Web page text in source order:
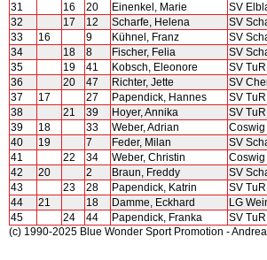
31
16 20 Einenkel, Marie SV
32
17 12 Scharfe, Helena SV
33
16 9 Kühnel, Franz SV
34
18 8 Fischer, Felia SV
35
19 41 Kobsch, Eleonore SV
36
20 47 Richter, Jette SV
37
17 27 Papendick, Hannes SV
38
21 39 Hoyer, Annika SV
39
18 33 Weber, Adrian Coswig
40
19 7 Feder, Milan SV
41
22 34 Weber, Christin Coswig
42
20 2 Braun, Freddy SV
43
23 28 Papendick, Katrin SV
44
21 18 Damme, Eckhard LG
45
24 44 Papendick, Franka SV
(c) 1990-2025 Blue Wonder Sport Promotion -